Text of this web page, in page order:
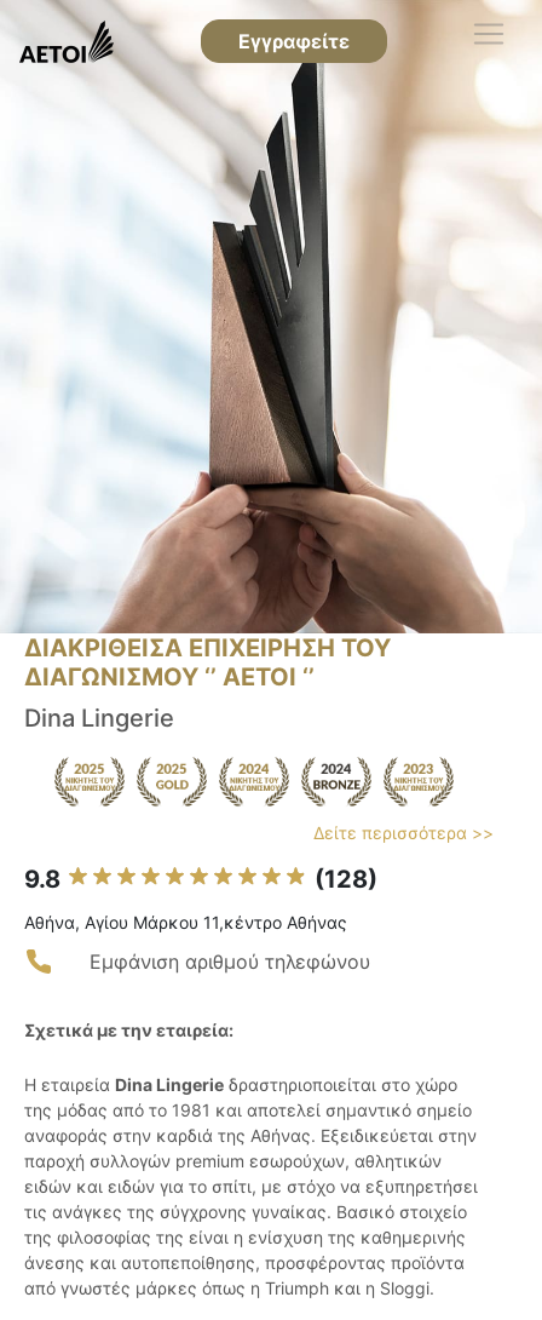
Εγγραφείτε
ΔΙΑΚΡΙΘΕΙΣΑ ΕΠΙΧΕΙΡΗΣΗ ΤΟΥ
ΔΙΑΓΩΝΙΣΜΟΥ ‘’ ΑΕΤΟΙ ‘’
Dina Lingerie
Δείτε περισσότερα >>
9.8 (128)
Αθήνα, Αγίου Μάρκου 11,κέντρο Αθήνας
Εμφάνιση αριθμού τηλεφώνου
Σχετικά με την εταιρεία:
Η εταιρεία Dina Lingerie δραστηριοποιείται στο χώρο
της μόδας από το 1981 και αποτελεί σημαντικό σημείο
αναφοράς στην καρδιά της Αθήνας. Εξειδικεύεται στην
παροχή συλλογών premium εσωρούχων, αθλητικών
ειδών και ειδών για το σπίτι, με στόχο να εξυπηρετήσει
τις ανάγκες της σύγχρονης γυναίκας. Βασικό στοιχείο
της φιλοσοφίας της είναι η ενίσχυση της καθημερινής
άνεσης και αυτοπεποίθησης, προσφέροντας προϊόντα
από γνωστές μάρκες όπως η Triumph και η Sloggi.